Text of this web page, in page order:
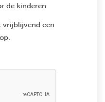
de kinderen
vrijblijvend een